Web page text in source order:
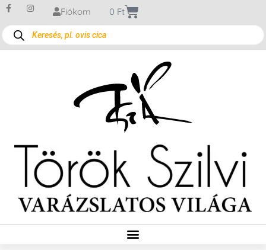
Fiókom 0 Ft